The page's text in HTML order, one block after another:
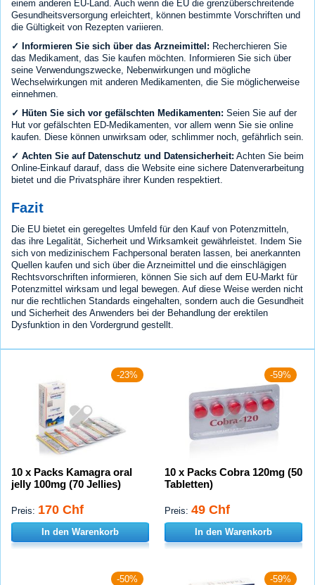
einem anderen EU-Land. Auch wenn die EU die grenzüberschreitende
Gesundheitsversorgung erleichtert, können bestimmte Vorschriften und
die Gültigkeit von Rezepten variieren.
✓ Informieren Sie sich über das Arzneimittel: Recherchieren Sie
das Medikament, das Sie kaufen möchten. Informieren Sie sich über
seine Verwendungszwecke, Nebenwirkungen und mögliche
Wechselwirkungen mit anderen Medikamenten, die Sie möglicherweise
einnehmen.
✓ Hüten Sie sich vor gefälschten Medikamenten: Seien Sie auf der
Hut vor gefälschten ED-Medikamenten, vor allem wenn Sie sie online
kaufen. Diese können unwirksam oder, schlimmer noch, gefährlich sein.
✓ Achten Sie auf Datenschutz und Datensicherheit: Achten Sie beim
Online-Einkauf darauf, dass die Website eine sichere Datenverarbeitung
bietet und die Privatsphäre ihrer Kunden respektiert.
Fazit
Die EU bietet ein geregeltes Umfeld für den Kauf von Potenzmitteln,
das ihre Legalität, Sicherheit und Wirksamkeit gewährleistet. Indem Sie
sich von medizinischem Fachpersonal beraten lassen, bei anerkannten
Quellen kaufen und sich über die Arzneimittel und die einschlägigen
Rechtsvorschriften informieren, können Sie sich auf dem EU-Markt für
Potenzmittel wirksam und legal bewegen. Auf diese Weise werden nicht
nur die rechtlichen Standards eingehalten, sondern auch die Gesundheit
und Sicherheit des Anwenders bei der Behandlung der erektilen
Dysfunktion in den Vordergrund gestellt.
-23%
10 x Packs Kamagra oral
jelly 100mg (70 Jellies)
Preis: 170 Chf
In den Warenkorb
-59%
10 x Packs Cobra 120mg (50
Tabletten)
Preis: 49 Chf
In den Warenkorb
-50% -59%